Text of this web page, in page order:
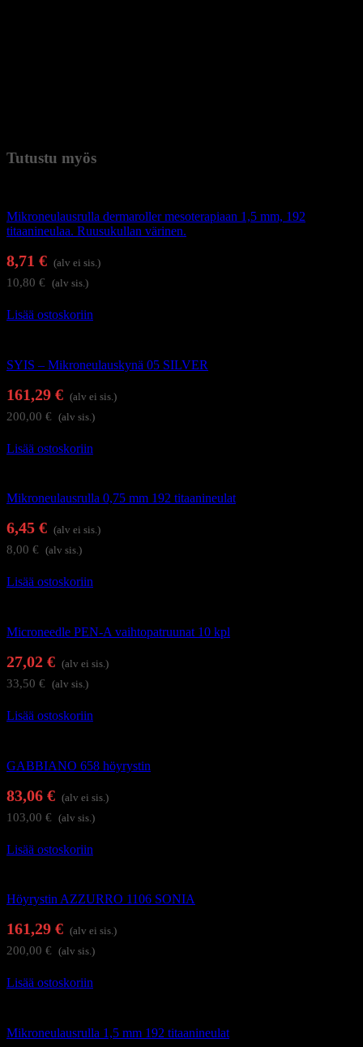
Tutustu myös
Mikroneulausrulla dermaroller mesoterapiaan 1,5 mm, 192
titaanineulaa. Ruusukullan värinen.
8,71 € (alv ei sis.)
10,80 € (alv sis.)
Lisää ostoskoriin
SYIS – Mikroneulauskynä 05 SILVER
161,29 € (alv ei sis.)
200,00 € (alv sis.)
Lisää ostoskoriin
Mikroneulausrulla 0,75 mm 192 titaanineulat
6,45 € (alv ei sis.)
8,00 € (alv sis.)
Lisää ostoskoriin
Microneedle PEN-A vaihtopatruunat 10 kpl
27,02 € (alv ei sis.)
33,50 € (alv sis.)
Lisää ostoskoriin
GABBIANO 658 höyrystin
83,06 € (alv ei sis.)
103,00 € (alv sis.)
Lisää ostoskoriin
Höyrystin AZZURRO 1106 SONIA
161,29 € (alv ei sis.)
200,00 € (alv sis.)
Lisää ostoskoriin
Mikroneulausrulla 1,5 mm 192 titaanineulat